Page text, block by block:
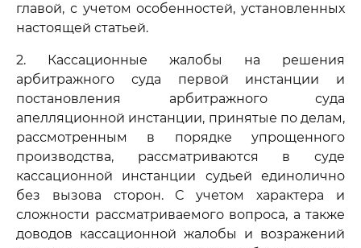
главой, с учетом особенностей, установленных
настоящей статьей.
2. Кассационные жалобы на решения
арбитражного суда первой инстанции и
постановления арбитражного суда
апелляционной инстанции, принятые по делам,
рассмотренным в порядке упрощенного
производства, рассматриваются в суде
кассационной инстанции судьей единолично
без вызова сторон. С учетом характера и
сложности рассматриваемого вопроса, а также
доводов кассационной жалобы и возражений